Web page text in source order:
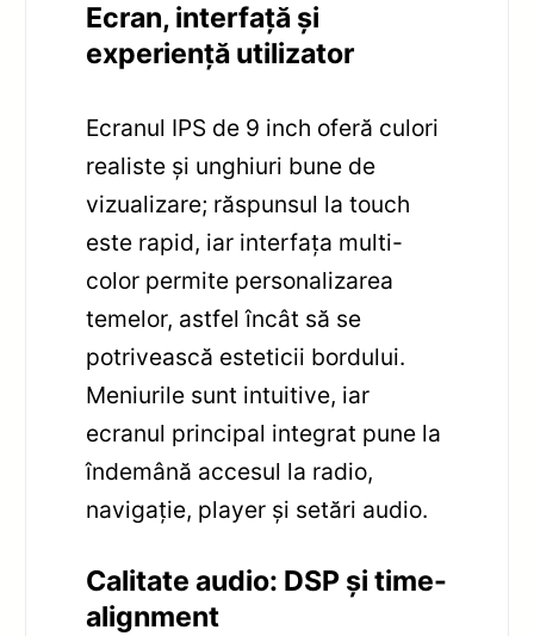
Ecran, interfață și
experiență utilizator
Ecranul IPS de 9 inch oferă culori
realiste și unghiuri bune de
vizualizare; răspunsul la touch
este rapid, iar interfața multi-
color permite personalizarea
temelor, astfel încât să se
potrivească esteticii bordului.
Meniurile sunt intuitive, iar
ecranul principal integrat pune la
îndemână accesul la radio,
navigație, player și setări audio.
Calitate audio: DSP și time-
alignment